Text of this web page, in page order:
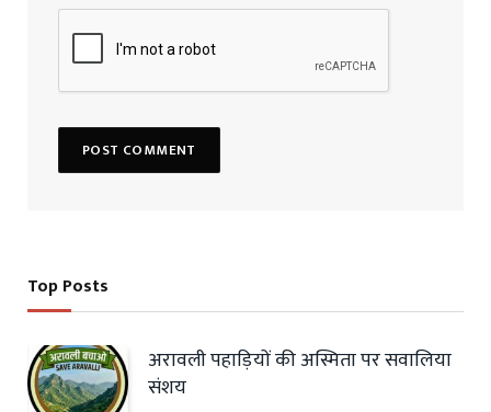
Top Posts
अरावली पहाड़ियों की अस्मिता पर सवालिया
संशय